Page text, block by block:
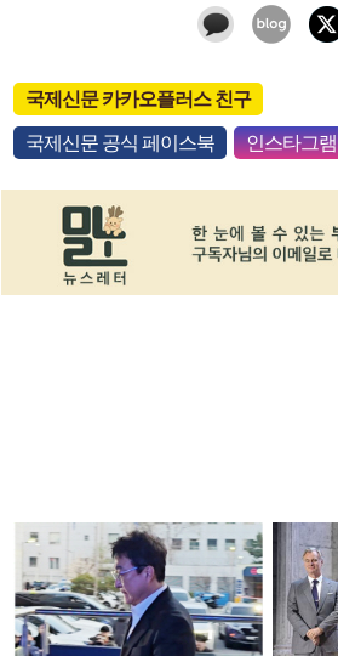
국제신문 카카오플러스 친구
국제신문 공식 페이스북 인스타그램